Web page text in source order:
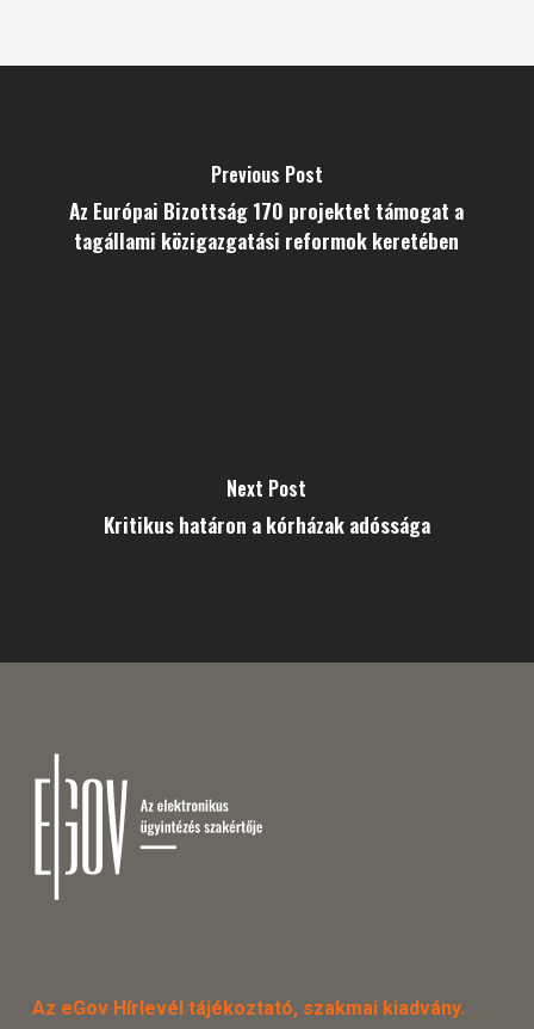
Previous Post
Az Európai Bizottság 170 projektet támogat a
tagállami közigazgatási reformok keretében
Next Post
Kritikus határon a kórházak adóssága
Az eGov Hírlevél tájékoztató, szakmai kiadvány.